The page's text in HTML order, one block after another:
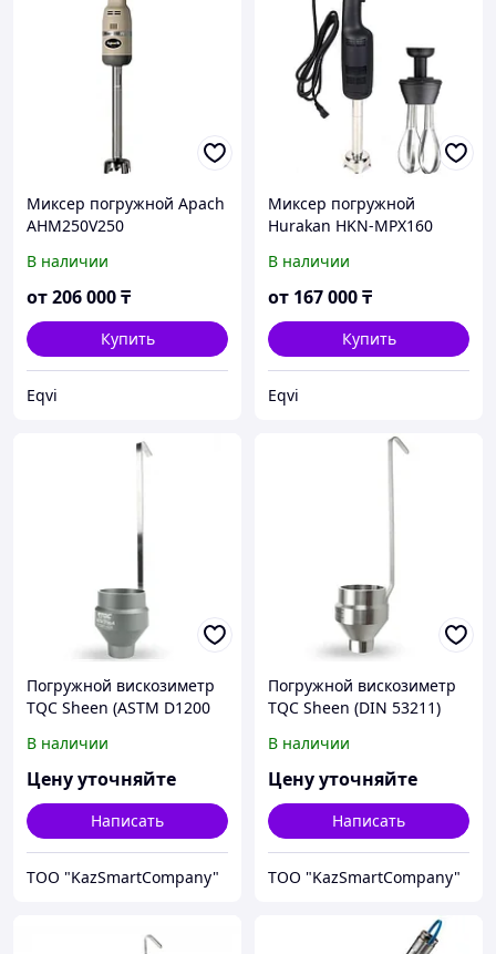
Миксер погружной Apach
AHM250V250
В наличии
от206 000₸
Купить
Eqvi
Миксер погружной
Hurakan HKN-MPX160
В наличии
от 167 000₸
Купить
Eqvi
Погружной вискозиметр
TQC Sheen (ASTM D1200
В наличии
Цену уточняйте
Написать
ТОО "KazSmartCompany"
Погружной вискозиметр
TQC Sheen (DIN 53211)
В наличии
Цену уточняйте
Написать
ТОО "KazSmartCompany"